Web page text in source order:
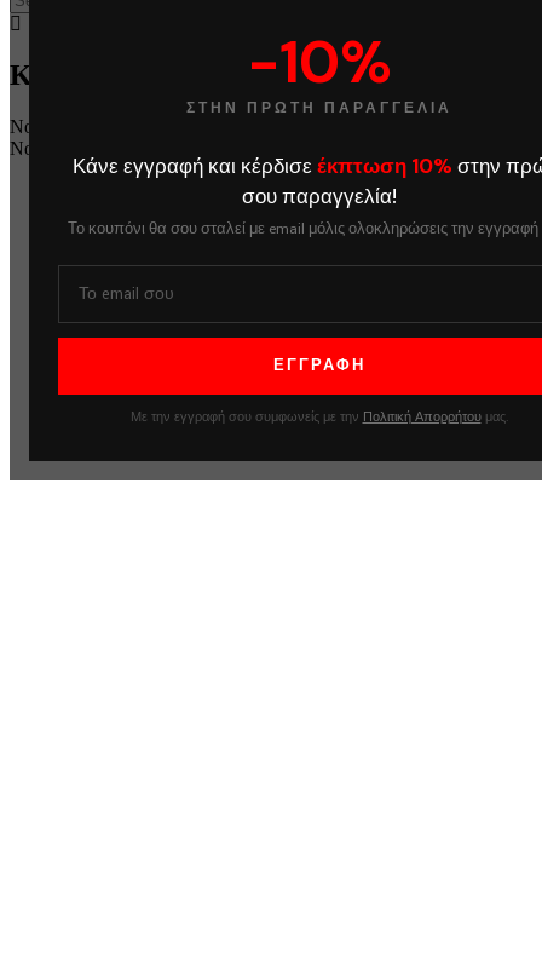
-10%
ΣΤΗΝ ΠΡΩΤΗ ΠΑΡΑΓΓΕΛΙΑ
Κάνε εγγραφή και κέρδισε έκπτωση 10% στην
σου παραγγελία!
Το κουπόνι θα σου σταλεί με email μόλις ολοκληρώσεις την
Με την εγγραφή σου συμφωνείς με την Πολιτική Απορρήτουμας.
Καλάθι
No products in the cart.
No products in the cart.